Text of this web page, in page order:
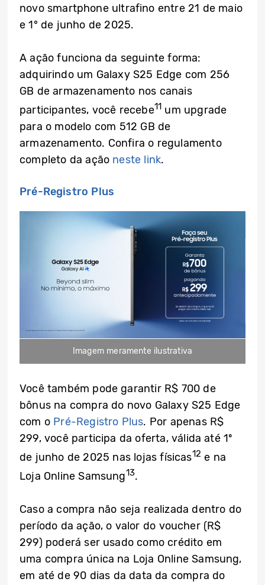
novo smartphone ultrafino entre 21 de maio
e 1° de junho de 2025.
A ação funciona da seguinte forma:
adquirindo um Galaxy S25 Edge com 256
GB de armazenamento nos canais
participantes, você recebe11 um upgrade
para o modelo com 512 GB de
armazenamento. Confira o regulamento
completo da ação neste link.
Pré-Registro Plus
Imagem meramente ilustrativa
Você também pode garantir R$ 700 de
bônus na compra do novo Galaxy S25 Edge
com o Pré-Registro Plus. Por apenas R$
299, você participa da oferta, válida até 1º
de junho de 2025 nas lojas físicas12 e na
Loja Online Samsung13.
Caso a compra não seja realizada dentro do
período da ação, o valor do voucher (R$
299) poderá ser usado como crédito em
uma compra única na Loja Online Samsung,
em até de 90 dias da data da compra do